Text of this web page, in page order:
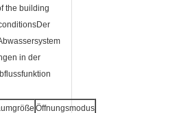
the building
in der
Öffnungsmodus